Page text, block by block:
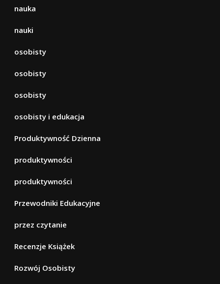
nauka
nauki
osobisty
osobisty
osobisty
osobisty i edukacja
Produktywność Dzienna
produktywności
produktywności
Przewodniki Edukacyjne
przez czytanie
Recenzje Książek
Rozwój Osobisty